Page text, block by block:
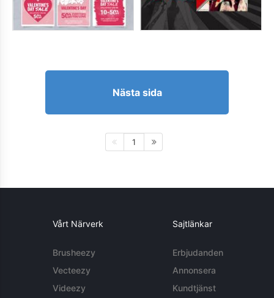
Nästa sida
1
Vårt Närverk
Brusheezy
Vecteezy
Videezy
Sajtlänkar
Erbjudanden
Annonsera
Kundtjänst